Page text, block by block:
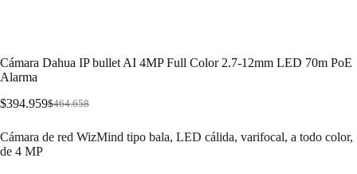
Cámara Dahua IP bullet AI 4MP Full Color 2.7-12mm LED 70m PoE
Alarma
$464.658
$394.959
Cámara de red WizMind tipo bala, LED cálida, varifocal, a todo color,
de 4 MP